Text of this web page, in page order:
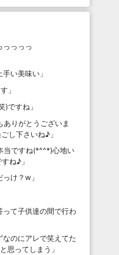
っっっっ
い美味い 」
」
)ですね 」
りがとうございま
し下さいね♪ 」
ですね(*^^*)心地い
すね♪ 」
っけ？w 」
って子供達の間で行わ
なのにアレで笑えてた
思ってしまう 」